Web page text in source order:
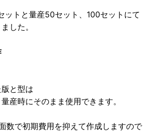
ットと量産50セット、100セットにて
した。
と型は
産時にそのまま使用できます。
数で初期費用を抑えて作成しますので